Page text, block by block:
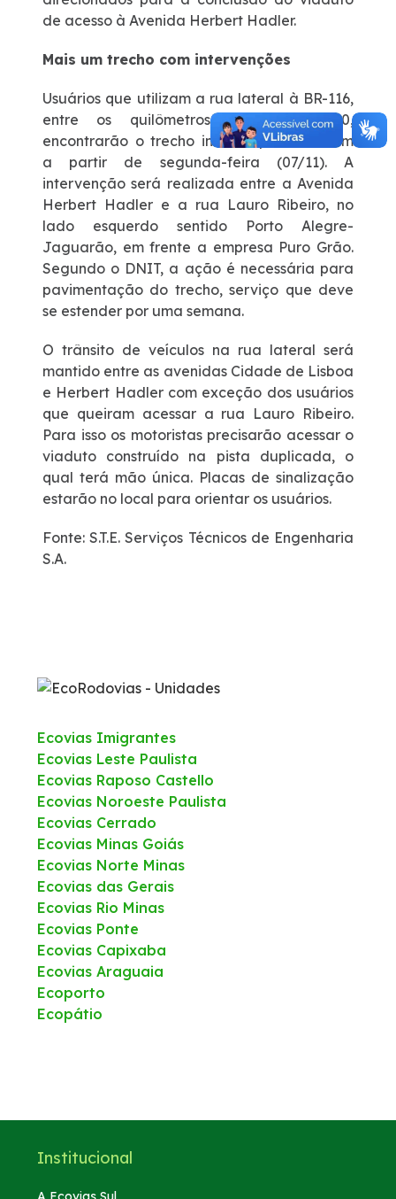
de acesso à Avenida Herbert Hadler.
Mais um trecho com intervenções
Usuários que utilizam a rua lateral à BR-116,
entre os quilômetros 525 e 525,900,
encontrarão o trecho interrompido também
a partir de segunda-feira (07/11). A
intervenção será realizada entre a Avenida
Herbert Hadler e a rua Lauro Ribeiro, no
lado esquerdo sentido Porto Alegre-
Jaguarão, em frente a empresa Puro Grão.
Segundo o DNIT, a ação é necessária para
pavimentação do trecho, serviço que deve
se estender por uma semana.
O trânsito de veículos na rua lateral será
mantido entre as avenidas Cidade de Lisboa
e Herbert Hadler com exceção dos usuários
que queiram acessar a rua Lauro Ribeiro.
Para isso os motoristas precisarão acessar o
viaduto construído na pista duplicada, o
qual terá mão única. Placas de sinalização
estarão no local para orientar os usuários.
Fonte: S.T.E. Serviços Técnicos de Engenharia
S.A.
Ecovias Imigrantes
Ecovias Leste Paulista
Ecovias Raposo Castello
Ecovias Noroeste Paulista
Ecovias Cerrado
Ecovias Minas Goiás
Ecovias Norte Minas
Ecovias das Gerais
Ecovias Rio Minas
Ecovias Ponte
Ecovias Capixaba
Ecovias Araguaia
Ecoporto
Ecopátio
Institucional